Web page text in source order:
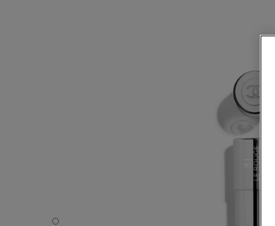
31 LE ROUGE – トランテアン ル ルージュ (リ